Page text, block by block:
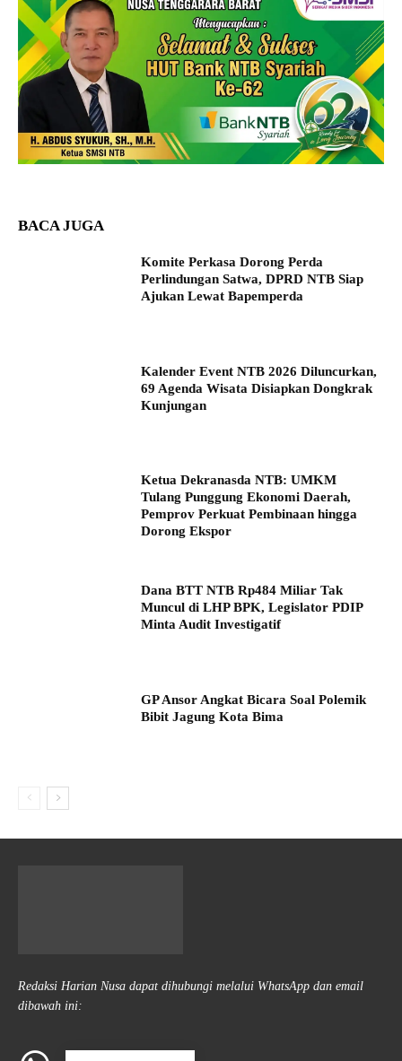
BACA JUGA
Komite Perkasa Dorong Perda
Perlindungan Satwa, DPRD NTB Siap
Ajukan Lewat Bapemperda
Kalender Event NTB 2026 Diluncurkan,
69 Agenda Wisata Disiapkan Dongkrak
Kunjungan
Ketua Dekranasda NTB: UMKM
Tulang Punggung Ekonomi Daerah,
Pemprov Perkuat Pembinaan hingga
Dorong Ekspor
Dana BTT NTB Rp484 Miliar Tak
Muncul di LHP BPK, Legislator PDIP
Minta Audit Investigatif
GP Ansor Angkat Bicara Soal Polemik
Bibit Jagung Kota Bima
Redaksi Harian Nusa dapat dihubungi melalui WhatsApp dan email
dibawah ini: